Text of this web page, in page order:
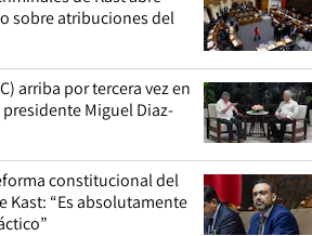
sobre atribuciones del
arriba por tercera vez en
Miguel Diaz-
constitucional del
Kast: “Es absolutamente